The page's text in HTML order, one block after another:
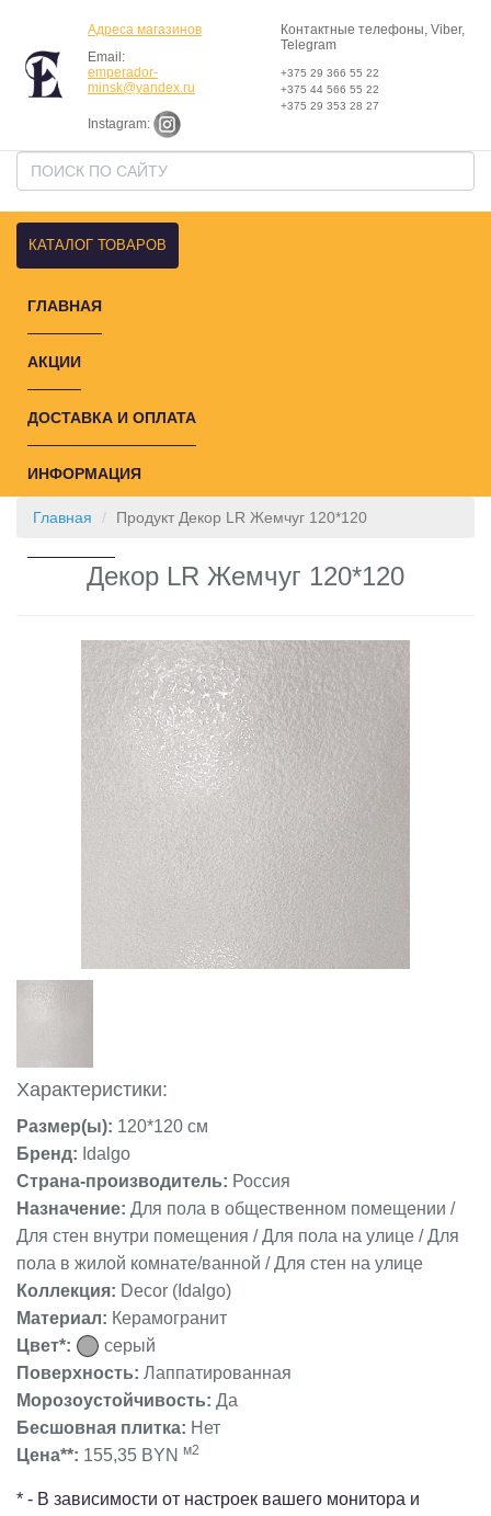
Адреса магазинов
Email:
emperador-
minsk@yandex.ru
Instagram:
Контактные телефоны, Viber,
Telegram
+375 29 366 55 22
+375 44 566 55 22
+375 29 353 28 27
КАТАЛОГ ТОВАРОВ
ГЛАВНАЯ
АКЦИИ
ДОСТАВКА И ОПЛАТА
ИНФОРМАЦИЯ
Главная Продукт Декор LR Жемчуг 120*120
Декор LR Жемчуг 120*120
Характеристики:
Размер(ы): 120*120 см
Бренд: Idalgo
Страна-производитель: Россия
Назначение: Для пола в общественном помещении /
Для стен внутри помещения / Для пола на улице / Для
пола в жилой комнате/ванной / Для стен на улице
Коллекция: Decor (Idalgo)
Материал: Керамогранит
Цвет*:
серый
Поверхность: Лаппатированная
Морозоустойчивость: Да
Бесшовная плитка: Нет
Цена**: 155,35 BYN м2
* - В зависимости от настроек вашего монитора и